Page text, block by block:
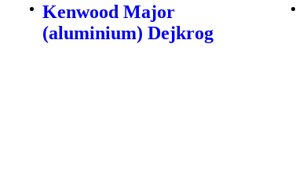
Kenwood Major
(aluminium) Dejkrog